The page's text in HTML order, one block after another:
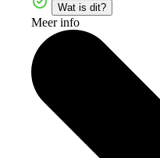
Wat is dit?
Meer info